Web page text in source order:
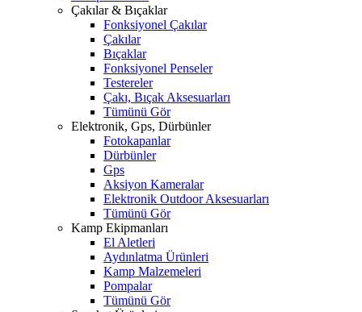
Çakılar & Bıçaklar
Fonksiyonel Çakılar
Çakılar
Bıçaklar
Fonksiyonel Penseler
Testereler
Çakı, Bıçak Aksesuarları
Tümünü Gör
Elektronik, Gps, Dürbünler
Fotokapanlar
Dürbünler
Gps
Aksiyon Kameralar
Elektronik Outdoor Aksesuarları
Tümünü Gör
Kamp Ekipmanları
El Aletleri
Aydınlatma Ürünleri
Kamp Malzemeleri
Pompalar
Tümünü Gör